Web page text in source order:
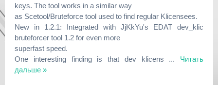
keys. The tool works in a similar way
as Scetool/Bruteforce tool used to find regular Klicensees.
New in 1.2.1: Integrated with JjKkYu's EDAT dev_klic
bruteforcer tool 1.2 for even more
superfast speed.
One interesting finding is that dev klicens ... Читать
дальше »